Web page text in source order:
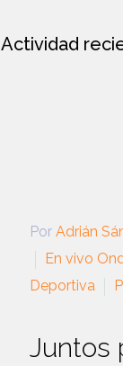
Actividad
Por Adrián
En vivo
Deportiva
Juntos